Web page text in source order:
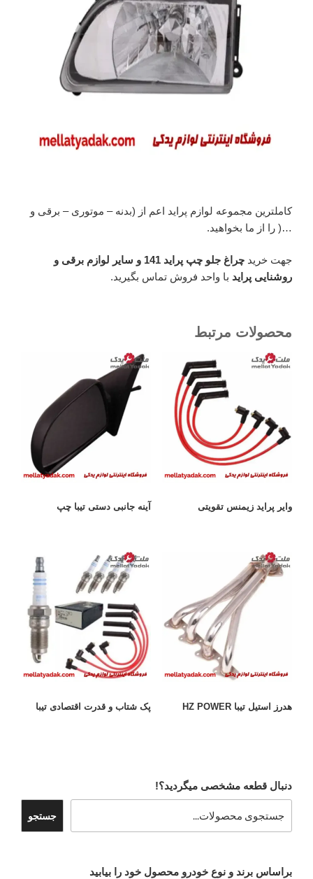
کاملترین مجموعه لوازم پراید اعم از (بدنه – موتوری – برقی و
…( را از ما بخواهید.
جهت خرید
چراغ جلو چپ پراید 141 و سایر لوازم برقی و
روشنایی پراید با واحد فروش تماس بگیرید.
محصولات مرتبط
وایر پراید زیمنس تقویتی آینه جانبی دستی تیبا چپ
هدرز استیل تیبا HZ POWER پک شتاب و قدرت اقتصادی تیبا
دنبال قطعه مشخصی میگردید؟!
جستجو
براساس برند و نوع خودرو محصول خود را بیابید